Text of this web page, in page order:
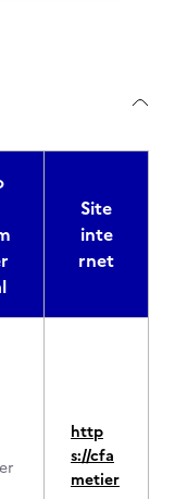
Site
inte
rnet
http
s://cfa
metier